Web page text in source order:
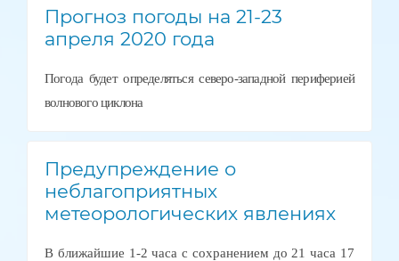
Прогноз погоды на 21-23
апреля 2020 года
Погода будет определяться северо-западной периферией
волнового циклона
Предупреждение о
неблагоприятных
метеорологических явлениях
В ближайшие 1-2 часа с сохранением до 21 часа 17